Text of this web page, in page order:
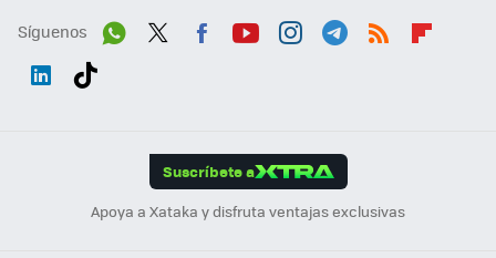
Síguenos
Suscríbete a
Apoya a Xataka y disfruta ventajas exclusivas